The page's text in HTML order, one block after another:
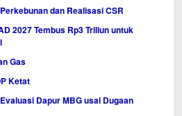
dan Realisasi CSR
2027 Tembus Rp3 Triliun untuk
Gas
Ketat
Dapur MBG usai Dugaan